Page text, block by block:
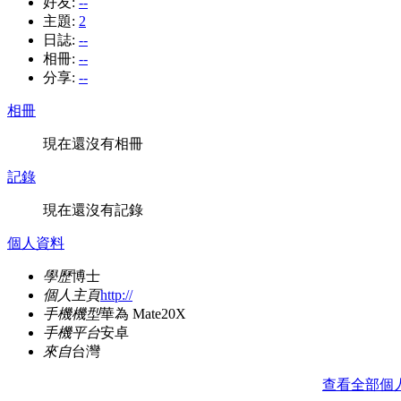
主題: 2
日誌: --
相冊: --
分享: --
相冊
現在還沒有相冊
記錄
現在還沒有記錄
個人資料
學歷博士
個人主頁http://
手機機型華為 Mate20X
手機平台安卓
來自台灣
查看全部個